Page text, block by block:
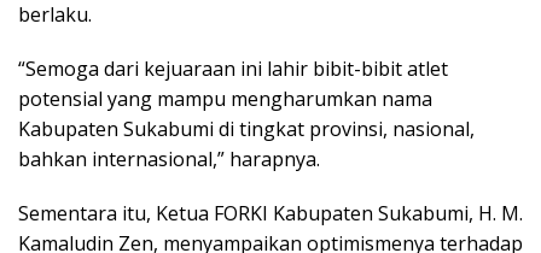
berlaku.
“Semoga dari kejuaraan ini lahir bibit-bibit atlet
potensial yang mampu mengharumkan nama
Kabupaten Sukabumi di tingkat provinsi, nasional,
bahkan internasional,” harapnya.
Sementara itu, Ketua FORKI Kabupaten Sukabumi, H. M.
Kamaludin Zen, menyampaikan optimismenya terhadap